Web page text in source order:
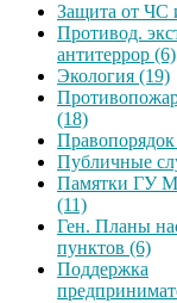
Защита от ЧС
Противод.
антитеррор (6)
Экология (19)
(18)
Публичные
Памятки ГУ
(11)
Ген. Планы
пунктов (6)
Поддержка